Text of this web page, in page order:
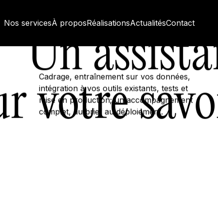
Nos servicesÀ proposRéalisationsActualitésContact
Un
votre
Cadrage, entraînement sur vos données,
intégration à vos outils existants, tests et
mise en production; un accompagnement
complet, du brief au déploiement.